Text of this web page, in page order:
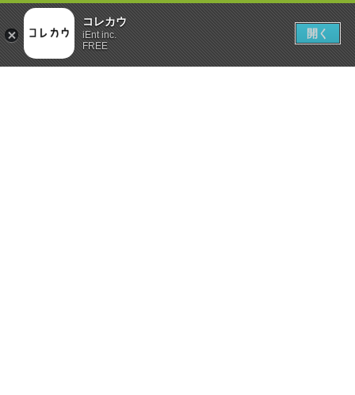
コレカウ
iEnt inc.
FREE
開く